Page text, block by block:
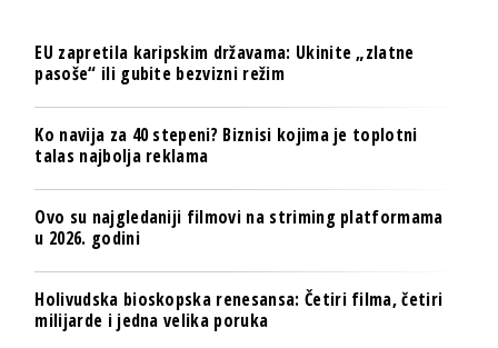
EU zapretila karipskim državama: Ukinite „zlatne
pasoše“ ili gubite bezvizni režim
Ko navija za 40 stepeni? Biznisi kojima je toplotni
talas najbolja reklama
Ovo su najgledaniji filmovi na striming platformama
u 2026. godini
Holivudska bioskopska renesansa: Četiri filma, četiri
milijarde i jedna velika poruka